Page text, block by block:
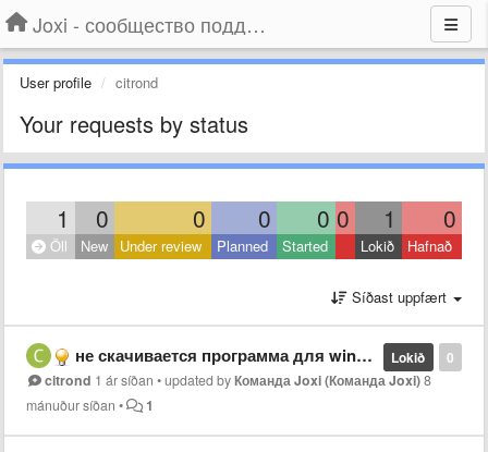
Joxi - сообщество поддержки
User profile citrond
Your requests by status
1 0 0 0 0 0 1 0
Öll New Under review Planned Started Lokið Hafnað
Síðast uppfært
0
Lokið
не скачивается программа для windows
citrond 1 ár síðan •updated byКоманда Joxi (Команда Joxi)8
mánuður síðan • 1